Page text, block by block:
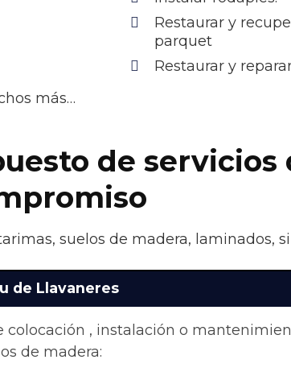
más…
Restaurar y
parquet
Restaurar y
de servicios
suelos de madera, laminados,
de Llavaneres
colocación , instalación o
de madera: